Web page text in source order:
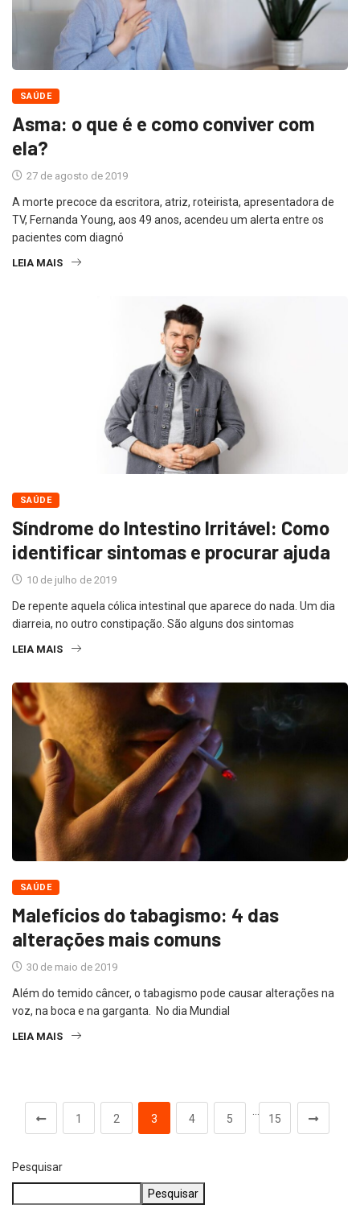
SAÚDE
Asma: o que é e como conviver com
ela?
27 de agosto de 2019
A morte precoce da escritora, atriz, roteirista, apresentadora de
TV, Fernanda Young, aos 49 anos, acendeu um alerta entre os
pacientes com diagnó
LEIA MAIS
SAÚDE
Síndrome do Intestino Irritável: Como
identificar sintomas e procurar ajuda
10 de julho de 2019
De repente aquela cólica intestinal que aparece do nada. Um dia
diarreia, no outro constipação. São alguns dos sintomas
LEIA MAIS
SAÚDE
Malefícios do tabagismo: 4 das
alterações mais comuns
30 de maio de 2019
Além do temido câncer, o tabagismo pode causar alterações na
voz, na boca e na garganta. No dia Mundial
LEIA MAIS
1 2 3 4 5 15
Pesquisar
Pesquisar